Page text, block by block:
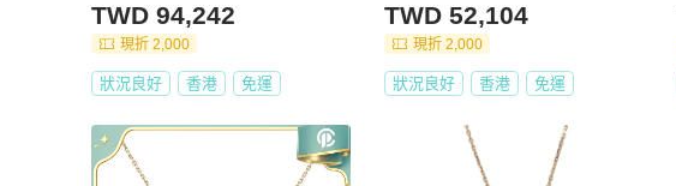
TWD 94,242
現折 2,000
狀況良好 香港 免運
TWD 52,104
現折 2,000
狀況良好 香港 免運